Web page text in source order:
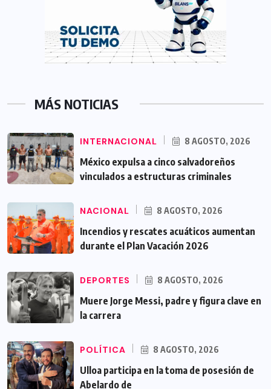
MÁS NOTICIAS
INTERNACIONAL 8 AGOSTO, 2026
México expulsa a cinco salvadoreños
vinculados a estructuras criminales
NACIONAL 8 AGOSTO, 2026
Incendios y rescates acuáticos aumentan
durante el Plan Vacación 2026
DEPORTES 8 AGOSTO, 2026
Muere Jorge Messi, padre y figura clave en
la carrera
POLÍTICA 8 AGOSTO, 2026
Ulloa participa en la toma de posesión de
Abelardo de